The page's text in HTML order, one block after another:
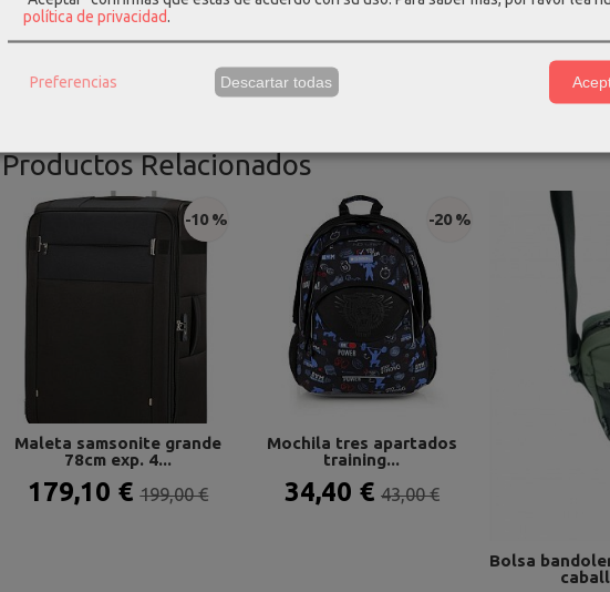
Productos Relacionados
-10 %
Maleta samsonite grande
78cm exp. 4...
179,10 €199,00 €
-20 %
Mochila tres apartados
training...
34,40 € 43,00 €
Bolsa
política de privacidad.
Preferencias Descartar todas